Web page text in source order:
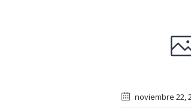
noviembre 22,